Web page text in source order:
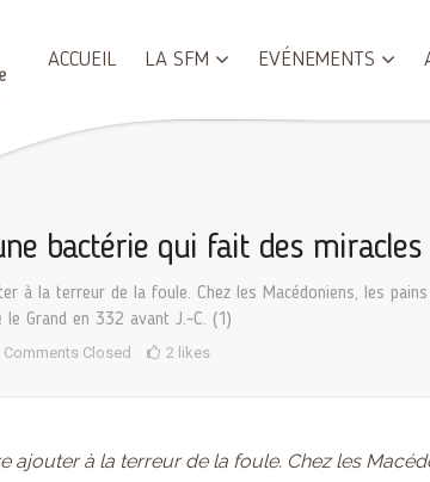
ACCUEIL LA SFM EVÉNEMENTS
bactérie qui fait des miracles
à la terreur de la foule. Chez les Macédoniens, les
Grand en 332 avant J.-C. (1)
Comments Closed 2 likes
ajouter à la terreur de la foule. Chez les